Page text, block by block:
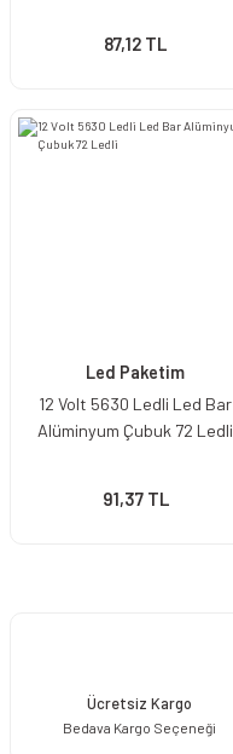
87,12 TL
Led Paketim
12 Volt 5630 Ledli Led Bar
Alüminyum Çubuk 72 Ledli
91,37 TL
Ücretsiz Kargo
Bedava Kargo Seçeneği